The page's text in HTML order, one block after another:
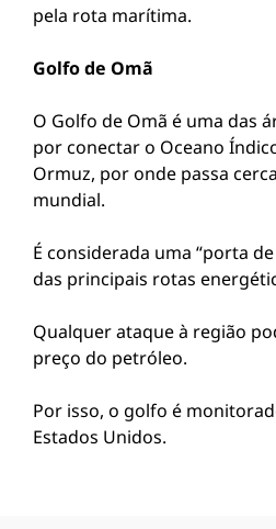
pela rota marítima.
Golfo de Omã
O Golfo de Omã é uma das
por conectar o Oceano
Ormuz, por onde passa
mundial.
É considerada uma “porta
das principais rotas
Qualquer ataque à região
preço do petróleo.
Por isso, o golfo é
Estados Unidos.